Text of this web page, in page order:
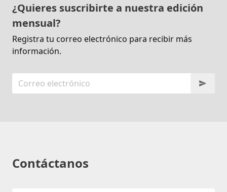
¿Quieres suscribirte a nuestra edición
mensual?
Registra tu correo electrónico para recibir más
información.
Contáctanos